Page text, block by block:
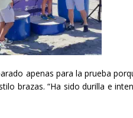
apenas para la prueba
brazas. “Ha sido durilla e